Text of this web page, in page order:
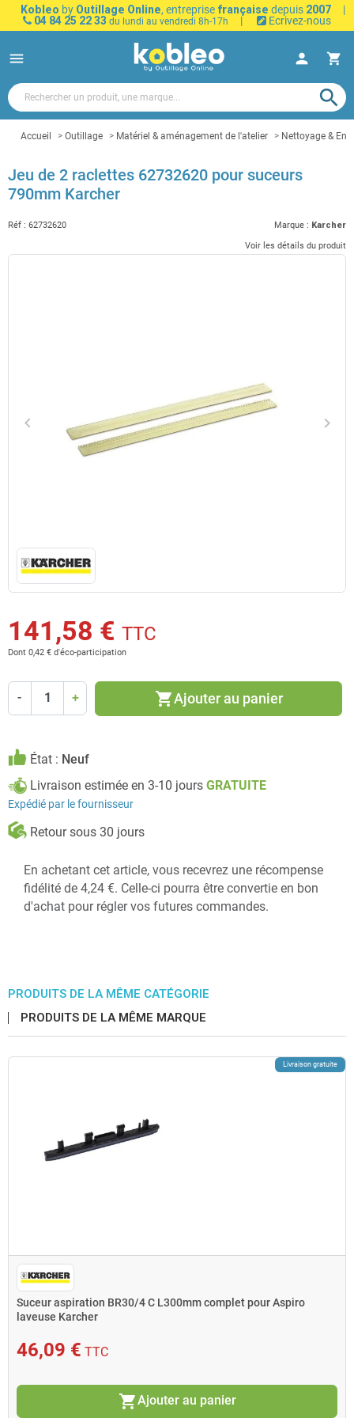
Kobleo by Outillage Online, entreprise française depuis 2007
|
04 84 25 22 33 du lundi au vendredi 8h-17h | Ecrivez-nous
menu person shopping_cart
search
Accueil Outillage Matériel & aménagement de l'atelier Nettoyage &
Jeu de 2 raclettes 62732620 pour suceurs
790mm Karcher
Réf : 62732620 Marque : Karcher
Voir les détails du produit
Précédent
keyboard_arrow_left keyboard_arrow_right
141,58 € TTC
Dont 0,42 € d'éco-participation
- + shopping_cartAjouter au panier
État : Neuf
Livraison estimée en 3-10 jours GRATUITE
Expédié par le fournisseur
Retour sous 30 jours
En achetant cet article, vous recevrez une récompense
fidélité de 4,24 €. Celle-ci pourra être convertie en bon
d'achat pour régler vos futures commandes.
PRODUITS DE LA MÊME CATÉGORIE
PRODUITS DE LA MÊME MARQUE
Livraison gratuite
Suceur aspiration BR30/4 C L300mm complet pour Aspiro
laveuse Karcher
46,09 € TTC
shopping_cartAjouter au panier